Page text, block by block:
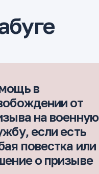
в
от
на военную
если есть
повестка или
о призыве